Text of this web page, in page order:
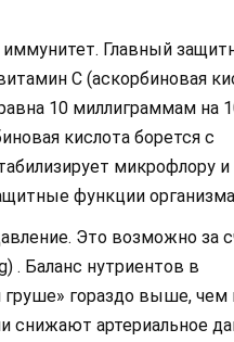
иммунитет. Главный
С (аскорбиновая
10 миллиграммам на
кислота борется с
микрофлору и
функции
Это возможно за
. Баланс нутриентов в
груше» гораздо выше, чем
снижают артериальное